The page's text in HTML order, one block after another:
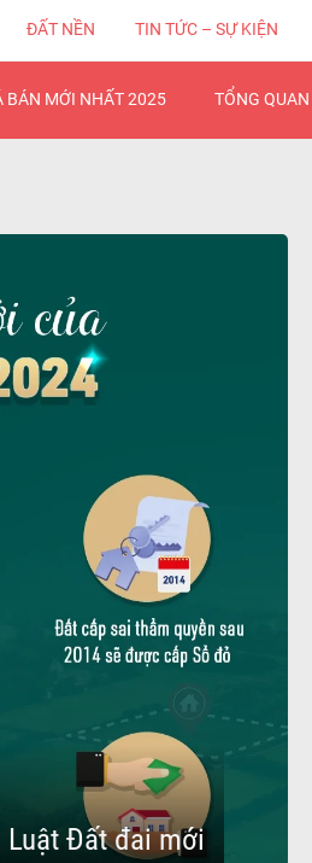
ĐẤT NỀN TIN TỨC – SỰ KIỆN
BÁN MỚI NHẤT 2025 TỔNG
Luật Đất đai mới